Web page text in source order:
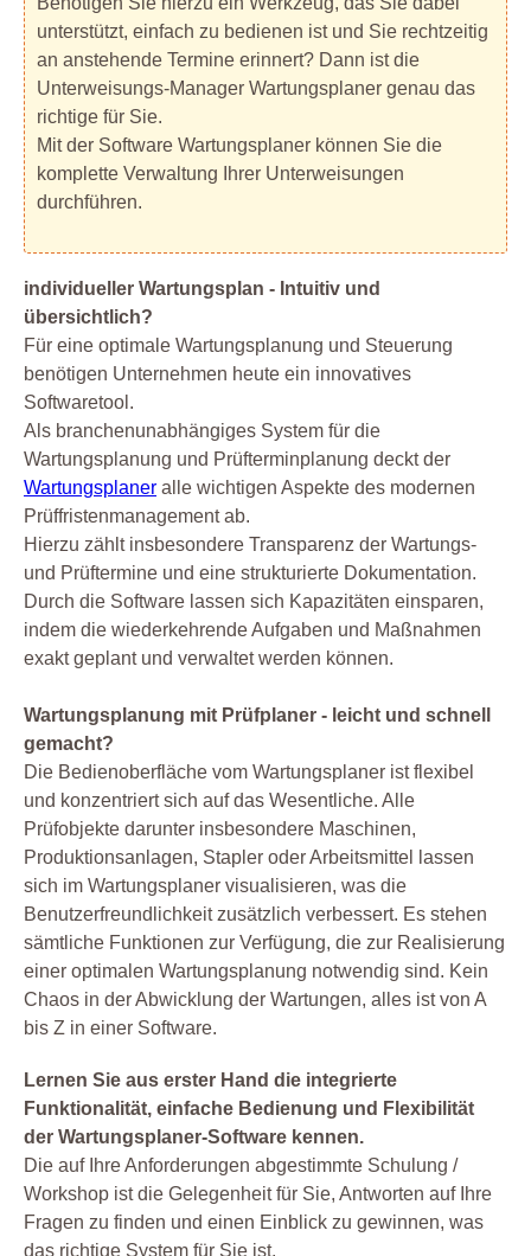
unterstützt, einfach zu bedienen ist und Sie rechtzeitig
an anstehende Termine erinnert? Dann ist die
Unterweisungs-Manager Wartungsplaner genau das
richtige für Sie.
Mit der Software Wartungsplaner können Sie die
komplette Verwaltung Ihrer Unterweisungen
durchführen.
individueller Wartungsplan - Intuitiv und
übersichtlich?
Für eine optimale Wartungsplanung und Steuerung
benötigen Unternehmen heute ein innovatives
Softwaretool.
Als branchenunabhängiges System für die
Wartungsplanung und Prüfterminplanung deckt der
Wartungsplaner alle wichtigen Aspekte des modernen
Prüffristenmanagement ab.
Hierzu zählt insbesondere Transparenz der Wartungs-
und Prüftermine und eine strukturierte Dokumentation.
Durch die Software lassen sich Kapazitäten einsparen,
indem die wiederkehrende Aufgaben und Maßnahmen
exakt geplant und verwaltet werden können.
Wartungsplanung mit Prüfplaner - leicht und schnell
gemacht?
Die Bedienoberfläche vom Wartungsplaner ist flexibel
und konzentriert sich auf das Wesentliche. Alle
Prüfobjekte darunter insbesondere Maschinen,
Produktionsanlagen, Stapler oder Arbeitsmittel lassen
sich im Wartungsplaner visualisieren, was die
Benutzerfreundlichkeit zusätzlich verbessert. Es stehen
sämtliche Funktionen zur Verfügung, die zur Realisierung
einer optimalen Wartungsplanung notwendig sind. Kein
Chaos in der Abwicklung der Wartungen, alles ist von A
bis Z in einer Software.
Lernen Sie aus erster Hand die integrierte
Funktionalität, einfache Bedienung und Flexibilität
der Wartungsplaner-Software kennen.
Die auf Ihre Anforderungen abgestimmte Schulung /
Workshop ist die Gelegenheit für Sie, Antworten auf Ihre
Fragen zu finden und einen Einblick zu gewinnen, was
das richtige System für Sie ist.